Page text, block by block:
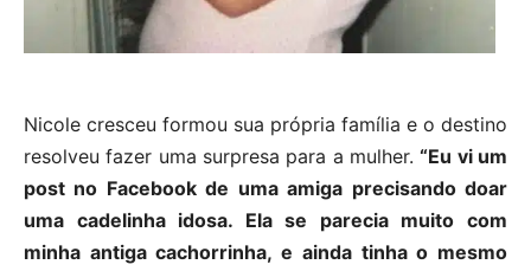
Nicole cresceu formou sua própria família e o destino
resolveu fazer uma surpresa para a mulher.“Eu vi um
post no Facebook de uma amiga precisando doar
uma cadelinha idosa. Ela se parecia muito com
minha antiga cachorrinha, e ainda tinha o mesmo